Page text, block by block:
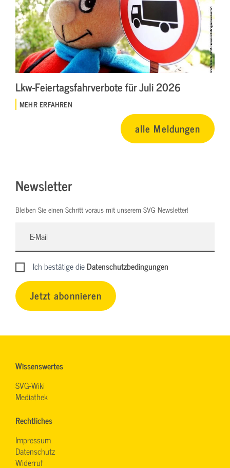
Lkw-Feiertagsfahrverbote für Juli 2026
MEHR ERFAHREN
alle Meldungen
Newsletter
Bleiben Sie einen Schritt voraus mit unserem SVG Newsletter!
Ich bestätige dieDatenschutzbedingungen
Jetzt abonnieren
Wissenswertes
SVG-Wiki
Mediathek
Rechtliches
Impressum
Datenschutz
Widerruf